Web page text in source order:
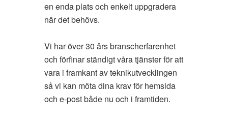
en enda plats och enkelt uppgradera
när det behövs.
Vi har över 30 års branscherfarenhet
och förfinar ständigt våra tjänster för att
vara i framkant av teknikutvecklingen
så vi kan möta dina krav för hemsida
och e-post både nu och i framtiden.